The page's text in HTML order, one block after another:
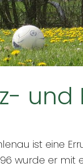
ist eine
wurde er mit